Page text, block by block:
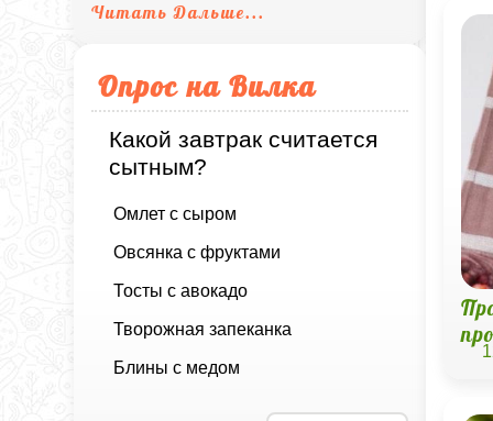
Читать Дальше...
Опрос на Вилка
Какой завтрак считается
сытным?
Омлет с сыром
Овсянка с фруктами
Тосты с авокадо
Творожная запеканка
Блины с медом